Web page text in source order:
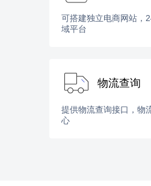
可搭建独立电商网站，
域平台
物流查询
提供物流查询接口，物
心